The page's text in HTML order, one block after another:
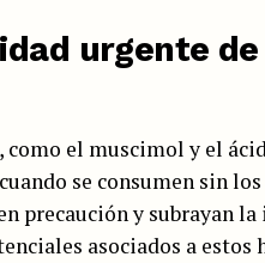
urgente de
el muscimol y el
se consumen sin
precaución y subrayan
asociados a estos